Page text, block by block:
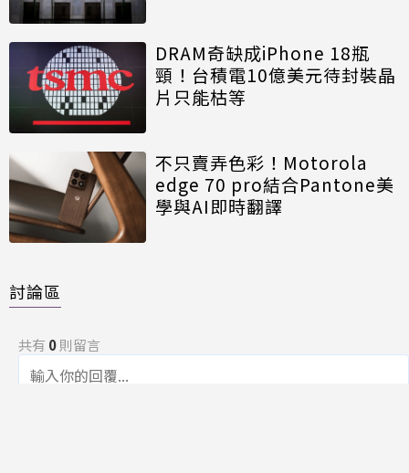
DRAM奇缺成iPhone 18瓶
頸！台積電10億美元待封裝晶
片只能枯等
不只賣弄色彩！Motorola
edge 70 pro結合Pantone美
學與AI即時翻譯
討論區
共有 0則留言